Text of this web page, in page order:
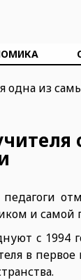
педагоги
и самой
c 1994
в первое